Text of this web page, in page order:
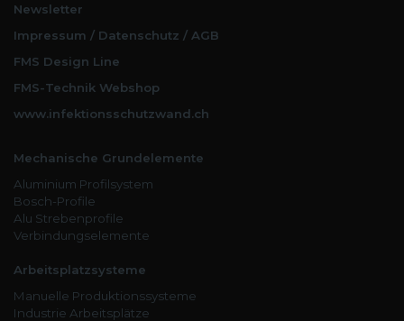
Newsletter
Impressum / Datenschutz / AGB
FMS Design Line
FMS-Technik Webshop
www.infektionsschutzwand.ch
Mechanische Grundelemente
Aluminium Profilsystem
Bosch-Profile
Alu Strebenprofile
Verbindungselemente
Arbeitsplatzsysteme
Manuelle Produktionssysteme
Industrie Arbeitsplätze